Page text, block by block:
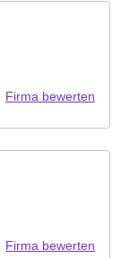
Firma bewerten
Firma bewerten